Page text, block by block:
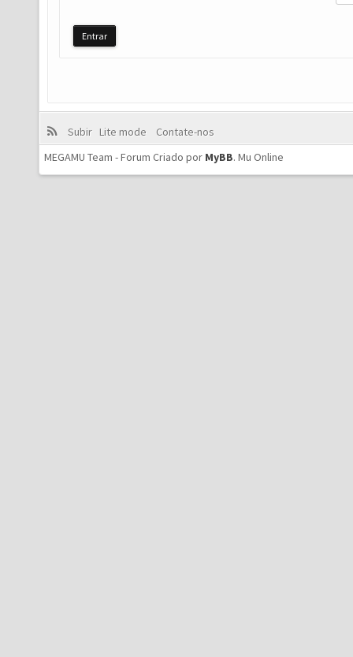
Subir Lite mode
Contate-nos
MEGAMU Team - Forum Criado por MyBB. Mu Online